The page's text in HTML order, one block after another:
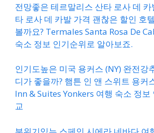
전망좋은 테르말리스 산타 로사 데
타 로사 데 카발 가격 괜찮은 할인 호
볼까요? Termales Santa Rosa De
숙소 정보 인기순위로 알아보죠.
인기도높은 미국 용커스 (NY) 완전강
디가 좋을까? 햄튼 인 앤 스위트 용
Inn & Suites Yonkers 여행 숙소 정보
교